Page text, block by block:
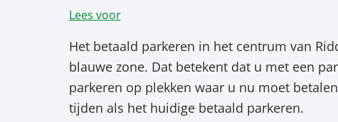
Lees voor
Het betaald parkeren in het centrum van
blauwe zone. Dat betekent dat u met een
parkeren op plekken waar u nu moet
tijden als het huidige betaald parkeren.